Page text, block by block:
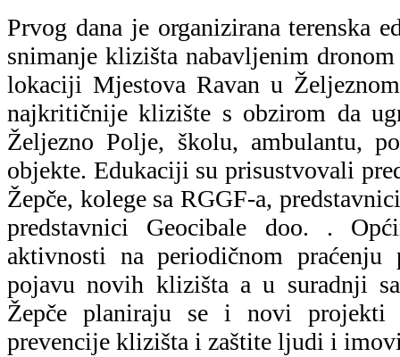
Prvog dana je organizirana terenska
snimanje klizišta nabavljenim
lokaciji Mjestova Ravan u
najkritičnije klizište s obzirom da
Željezno Polje, školu, ambulantu,
objekte. Edukaciji su prisustvovali
Žepče, kolege sa RGGF-a,
predstavnici Geocibale doo. .
aktivnosti na periodičnom praćenju
pojavu novih klizišta a u suradnji
Žepče planiraju se i novi
prevencije klizišta i zaštite ljudi i